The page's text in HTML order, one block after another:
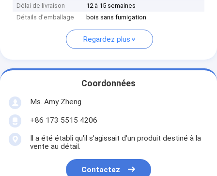
Délai de livraison
12 à 15 semaines
Détails d'emballage
bois sans fumigation
Regardez plus
Coordonnées
Ms. Amy Zheng
+86 173 5515 4206
Il a été établi qu'il s'agissait d'un produit destiné à la
vente au détail.
Contactez